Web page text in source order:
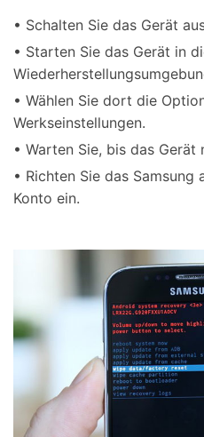
• Schalten Sie das Gerät
• Starten Sie das Gerät in
• Wählen Sie dort die
Werkseinstellungen.
• Warten Sie, bis das
• Richten Sie das Samsung
Konto ein.